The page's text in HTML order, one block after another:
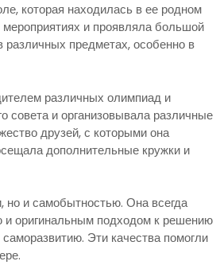
которая находилась в ее родном
и проявляла большой
предметах, особенно в
различных олимпиад и
совета и организовывала различные
друзей, с которыми она
дополнительные кружки и
и самобытностью. Она всегда
и оригинальным подходом к решению
Эти качества помогли